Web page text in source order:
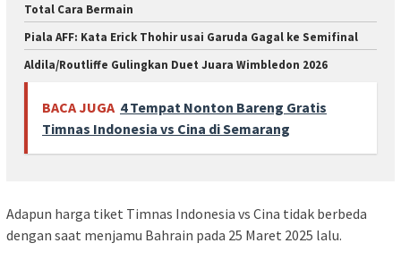
Total Cara Bermain
Piala AFF: Kata Erick Thohir usai Garuda Gagal ke Semifinal
Aldila/Routliffe Gulingkan Duet Juara Wimbledon 2026
BACA JUGA 4 Tempat Nonton Bareng Gratis
Timnas Indonesia vs Cina di Semarang
Adapun harga tiket Timnas Indonesia vs Cina tidak berbeda
dengan saat menjamu Bahrain pada 25 Maret 2025 lalu.